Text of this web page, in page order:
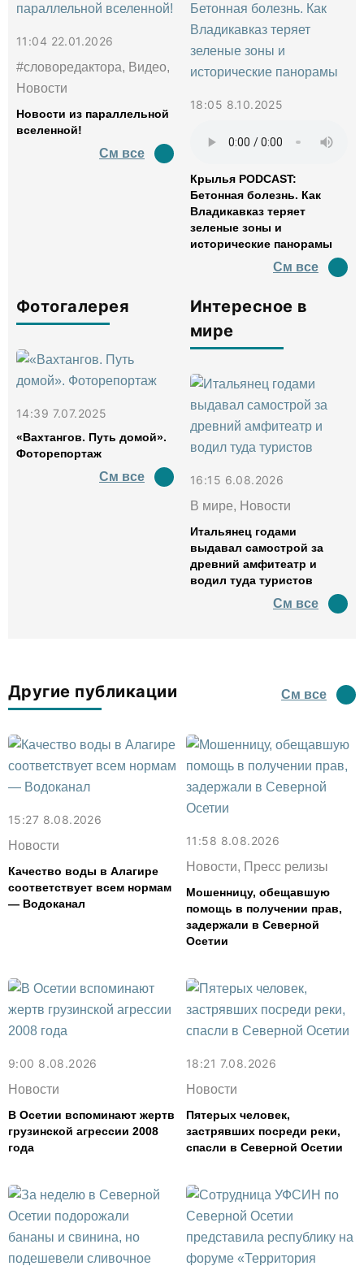
11:04 22.01.2026
#словоредактора, Видео,
Новости
Новости из параллельной
вселенной!
См все
18:05 8.10.2025
Крылья PODCAST:
Бетонная болезнь. Как
Владикавказ теряет
зеленые зоны и
исторические панорамы
См все
Фотогалерея
14:39 7.07.2025
«Вахтангов. Путь домой».
Фоторепортаж
См все
Интересное в
мире
16:15 6.08.2026
В мире, Новости
Итальянец годами
выдавал самострой за
древний амфитеатр и
водил туда туристов
См все
Другие публикации См все
15:27 8.08.2026
Новости
Качество воды в Алагире
соответствует всем нормам
— Водоканал
11:58 8.08.2026
Новости, Пресс релизы
Мошенницу, обещавшую
помощь в получении прав,
задержали в Северной
Осетии
9:00 8.08.2026
Новости
В Осетии вспоминают жертв
грузинской агрессии 2008
года
18:21 7.08.2026
Новости
Пятерых человек,
застрявших посреди реки,
спасли в Северной Осетии